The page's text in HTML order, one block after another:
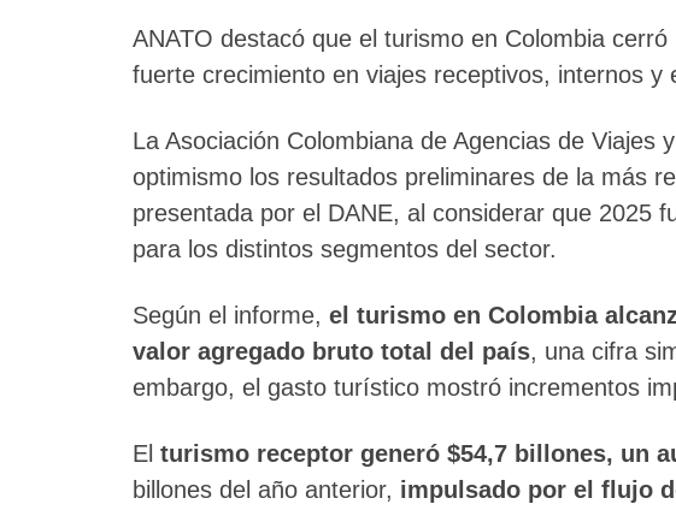
ANATO destacó que el turismo en Colombia
fuerte crecimiento en viajes receptivos, internos y
La Asociación Colombiana de Agencias de Viajes
optimismo los resultados preliminares de la más
presentada por el DANE, al considerar que 2025
para los distintos segmentos del sector.
Según el informe, el turismo en Colombia
valor agregado bruto total del país, una cifra
embargo, el gasto turístico mostró incrementos
El turismo receptor generó $54,7 billones, un
billones del año anterior, impulsado por el flujo